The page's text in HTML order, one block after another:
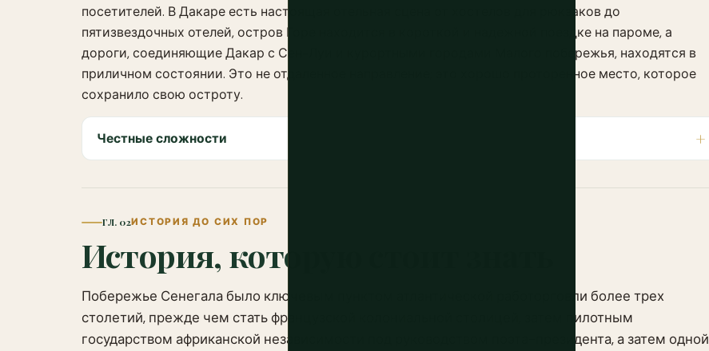
посетителей. В Дакаре есть настоящая отельная сцена от хостелов для рюкзаков до
пятизвездочных отелей, остров Горе находится в короткой и надежной поездке на пароме, а
дороги, соединяющие Дакар с Сен-Луи и курортными городами Малого побережья, находятся в
приличном состоянии. Это не отдаленное направление; это хорошо проторенное место, которое
сохранило свою остроту.
Честные сложности
ГЛ. 02ИСТОРИЯ ДО СИХ ПОР
История, которую стоит знать
Побережье Сенегала было ключевым пунктом атлантической работорговли более трех
столетий, прежде чем стать французской колониальной столицей, затем пилотным
государством африканской независимости под руководством поэта-президента, а затем одной